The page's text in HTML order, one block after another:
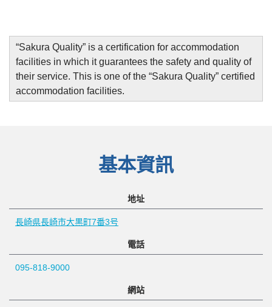
“Sakura Quality” is a certification for accommodation
facilities in which it guarantees the safety and quality of
their service. This is one of the “Sakura Quality” certified
accommodation facilities.
基本資訊
地址
長崎県長崎市大黒町7番3号
電話
095-818-9000
網站